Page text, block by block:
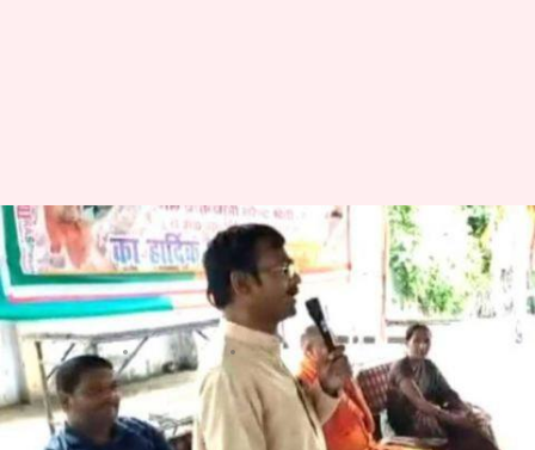
भाजपा विधायक का घटिया बयान,
बोले- अब कोई भी गोरी कश्मीरी
लड़की से शादी कर सकेगा
लेखन प्रमोद कुमार Aug 07, 2019 03:54 pm
क्या है खबर?